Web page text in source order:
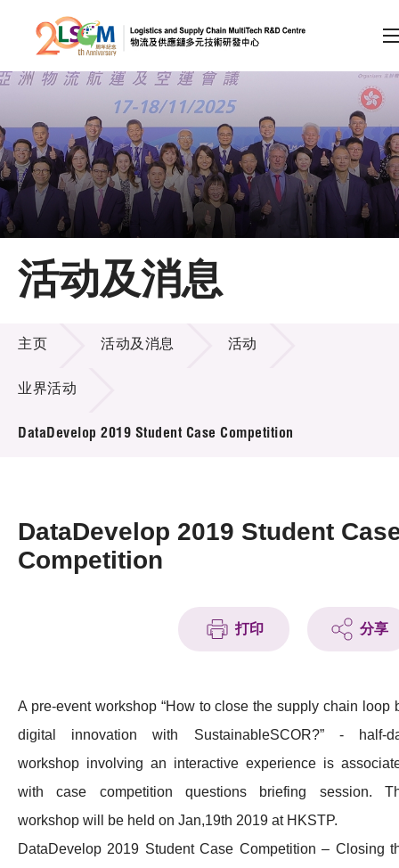
跳到内容（按回车键）
会员登录
A A EN 繁 简
主页
关于LSCM
技术商品化
项目及资助计划
新闻中心
活动及消息
活动及消息
主页 活动及消息 活动
业界活动
DataDevelop 2019 Student Case Competition
DataDevelop 2019 Student
Competition
打印 分享
A pre-event workshop “How to close the supply chain loop
digital innovation with SustainableSCOR?” - half-
workshop involving an interactive experience is
with case competition questions briefing session.
workshop will be held on Jan,19th 2019 at HKSTP.
DataDevelop 2019 Student Case Competition – Closing